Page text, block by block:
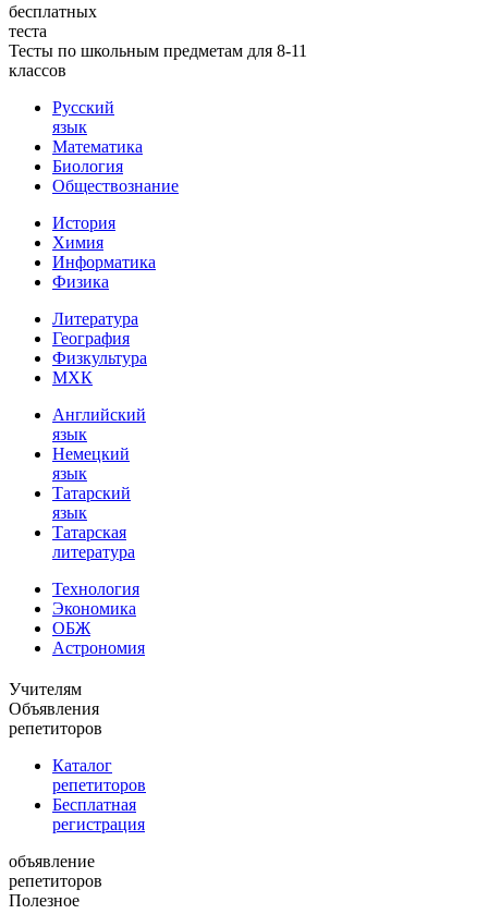
бесплатных
теста
Тесты по школьным предметам для 8-11
классов
Русский
язык
Математика
Биология
Обществознание
История
Химия
Информатика
Физика
Литература
География
Физкультура
МХК
Английский
язык
Немецкий
язык
Татарский
язык
Татарская
литература
Технология
Экономика
ОБЖ
Астрономия
Учителям
Объявления
репетиторов
Каталог
репетиторов
Бесплатная
регистрация
объявление
репетиторов
Полезное